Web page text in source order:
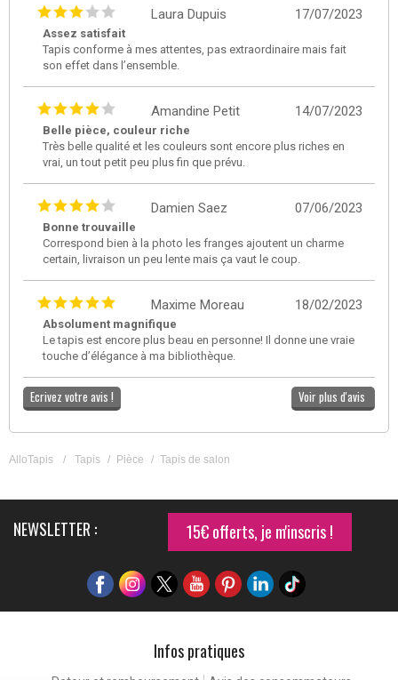
17/07/2023
Laura Dupuis
Assez satisfait
Tapis conforme à mes attentes, pas extraordinaire mais fait
son effet dans l’ensemble.
14/07/2023
Amandine Petit
Belle pièce, couleur riche
Très belle qualité et les couleurs sont encore plus riches en
vrai, un tout petit peu plus fin que prévu.
07/06/2023
Damien Saez
Bonne trouvaille
Correspond bien à la photo les franges ajoutent un charme
certain, livraison un peu lente mais ça vaut le coup.
18/02/2023
Maxime Moreau
Absolument magnifique
Le tapis est encore plus beau en personne! Il donne une vraie
touche d’élégance à ma bibliothèque.
Ecrivez votre avis ! Voir plus d'avis
AlloTapis / Tapis / Pièce / Tapis de salon
NEWSLETTER : 15€ offerts, je m'inscris !
Infos pratiques